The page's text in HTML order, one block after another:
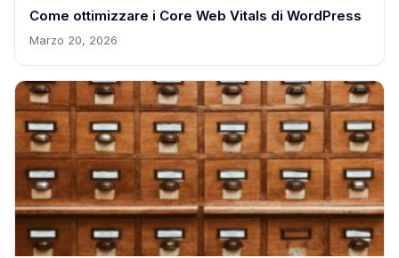
Come ottimizzare i Core Web Vitals di WordPress
Marzo 20, 2026